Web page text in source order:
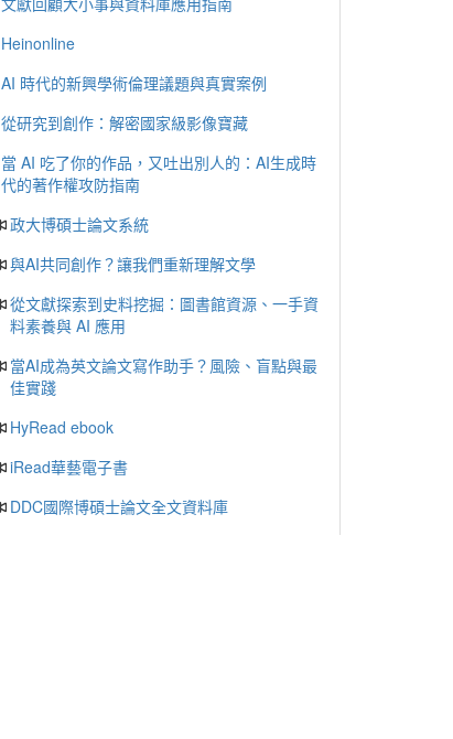
Heinonline
AI 時代的新興學術倫理議題與真實案例
從研究到創作：解密國家級影像寶藏
當 AI 吃了你的作品，又吐出別人的：AI生成時
代的著作權攻防指南
政大博碩士論文系統
與AI共同創作？讓我們重新理解文學
從文獻探索到史料挖掘：圖書館資源、一手資
料素養與 AI 應用
當AI成為英文論文寫作助手？風險、盲點與最
佳實踐
HyRead ebook
iRead華藝電子書
DDC國際博碩士論文全文資料庫